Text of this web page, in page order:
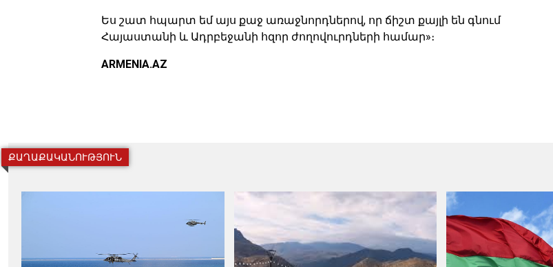
Ես շատ հպարտ եմ այս քաջ առաջնորդներով, որ ճիշտ քայլի են գնում
Հայաստանի և Ադրբեջանի հզոր ժողովուրդների համար»։
ARMENIA.AZ
ՔԱՂԱՔԱԿԱՆՈՒԹՅՈՒՆ